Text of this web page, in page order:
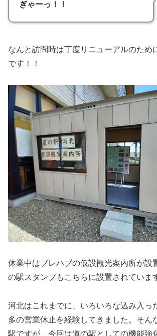
ぎゃーっ！！
なんと訪問時は丁度リニューアルのため
です！！
休業中はプレハブの仮設観光案内所が設
の駅スタンプもこちらに設置されていま
河北はこれまでに、いろいろな込み入っ
多の営業休止を経験してきました。そん
駅ですが、今回は道の駅としての機能強